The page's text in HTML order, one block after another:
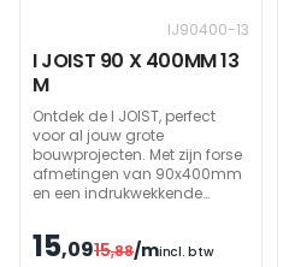
IJ90400-13
I JOIST 90 X 400MM 13
M
Ontdek de I JOIST, perfect
voor al jouw grote
bouwprojecten. Met zijn forse
afmetingen van 90x400mm
en een indrukwekkende
deze I-Ligger garant voor
stevigheid en stabiliteit.
15,0915,88/mincl. btw